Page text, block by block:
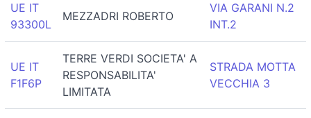
UE IT
93300L
MEZZADRI ROBERTO
VIA GARANI N.2
INT.2
UE IT
F1F6P
TERRE VERDI SOCIETA' A
RESPONSABILITA'
LIMITATA
STRADA MOTTA
VECCHIA 3